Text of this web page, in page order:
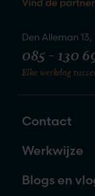
Den Alleman
085 - 130
Elke werkdag
Contact
Werkwijze
Blogs en
We
te maken
liefde
Naam